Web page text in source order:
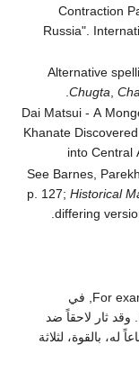
Contraction
Russia".
Alternative
Chugta ,
Dai Matsui - A
Khanate
into Central
See Barnes,
p. 127;Historical
differing
For example Kaidu, who received Qayaliq, في
قزخستان المعاصرة. Biran, pp. 19–20. وقد ثار لاحقاً ضد
بالقوة، لثلاثة